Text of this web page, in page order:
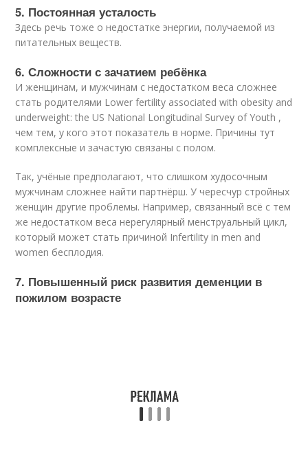
5. Постоянная усталость
Здесь речь тоже о недостатке энергии, получаемой из
питательных веществ.
6. Сложности с зачатием ребёнка
И женщинам, и мужчинам с недостатком веса сложнее
стать родителями Lower fertility associated with obesity and
underweight: the US National Longitudinal Survey of Youth ,
чем тем, у кого этот показатель в норме. Причины тут
комплексные и зачастую связаны с полом.
Так, учёные предполагают, что слишком худосочным
мужчинам сложнее найти партнёрш. У чересчур стройных
женщин другие проблемы. Например, связанный всё с тем
же недостатком веса нерегулярный менструальный цикл,
который может стать причиной Infertility in men and
women бесплодия.
7. Повышенный риск развития деменции в
пожилом возрасте